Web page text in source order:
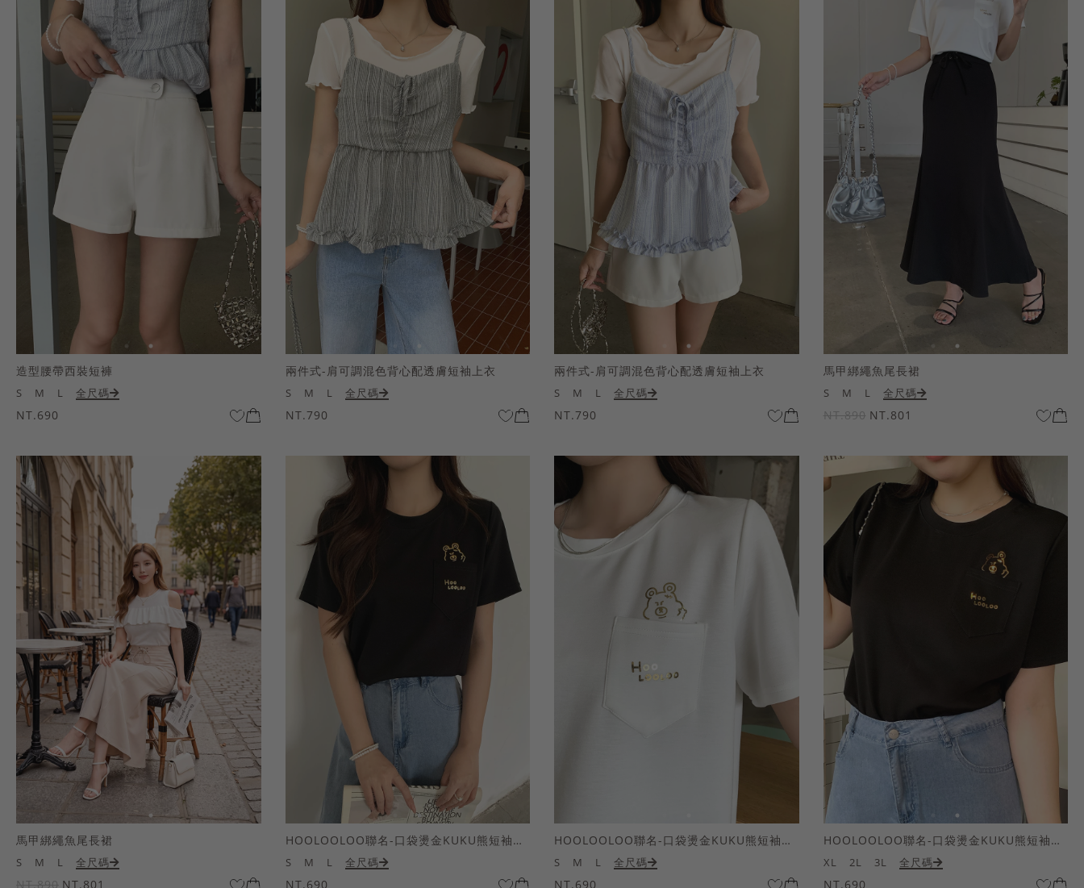
造型腰帶西裝短褲
S M L 全尺碼
NT.690
兩件式-肩可調混色背心配透膚短袖上衣
S M L 全尺碼
NT.790
兩件式-肩可調混色背心配透膚短袖上衣
S M L 全尺碼
NT.790
馬甲綁繩魚尾長裙
S M L 全尺碼
NT.890 NT.801
馬甲綁繩魚尾長裙
S M L 全尺碼
NT.890 NT.801
HOOLOOLOO聯名-口袋燙金KUKU熊短袖上衣
S M L 全尺碼
NT.690
HOOLOOLOO聯名-口袋燙金KUKU熊短袖上衣
S M L 全尺碼
NT.690
HOOLOOLOO聯名-口袋燙金KUKU熊短袖上衣
XL 2L 3L 全尺碼
NT.690